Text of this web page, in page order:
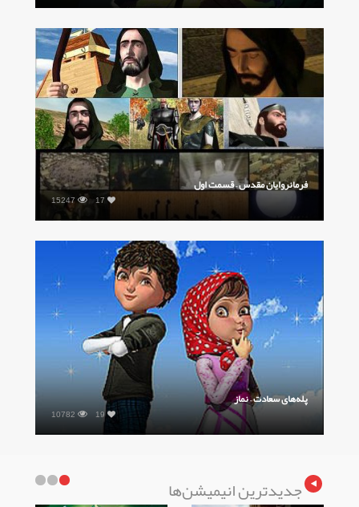
فرمانروایان مقدس – قسمت اول
پله‌های سعادت – نماز
5498 8
5307 3
جدیدترین انیمیشن‌ها